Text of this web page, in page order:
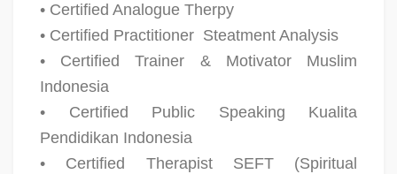
• Certified Analogue Therpy
• Certified Practitioner Steatment Analysis
• Certified Trainer & Motivator Muslim
Indonesia
• Certified Public Speaking Kualita
Pendidikan Indonesia
• Certified Therapist SEFT (Spiritual